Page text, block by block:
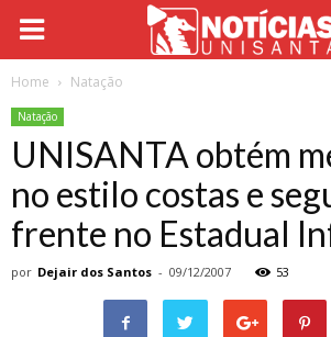
Home Natação
Natação
UNISANTA obtém
no estilo costas e
frente no Estadual
por Dejair dos Santos - 09/12/2007 53